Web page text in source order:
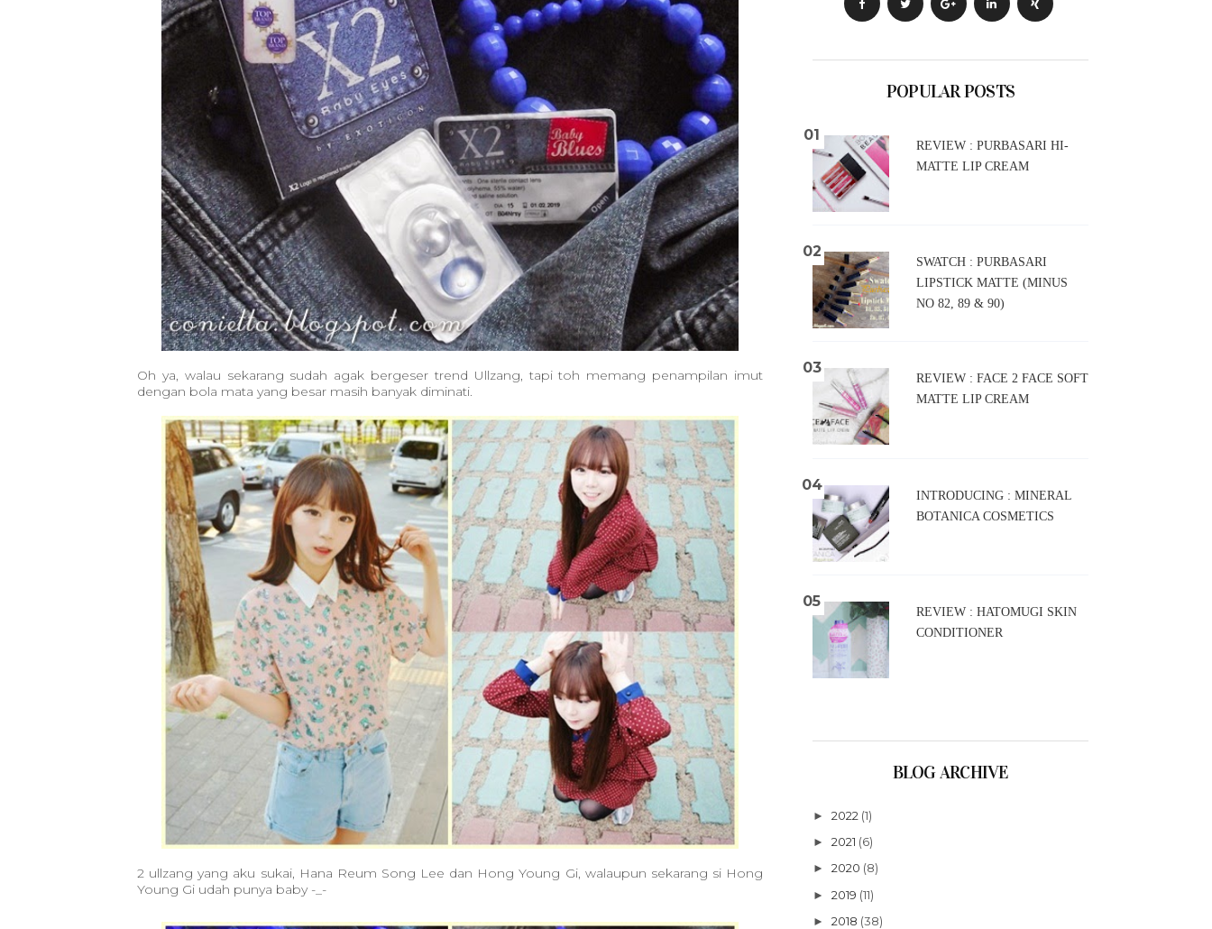
Oh ya, walau sekarang sudah agak bergeser trend Ullzang, tapi toh memang penampilan imut
dengan bola mata yang besar masih banyak diminati.
2 ullzang yang aku sukai, Hana Reum Song Lee dan Hong Young Gi, walaupun sekarang si Hong
Young Gi udah punya baby -_-
POPULAR POSTS
REVIEW : PURBASARI HI-
MATTE LIP CREAM
SWATCH : PURBASARI
LIPSTICK MATTE (MINUS
NO 82, 89 & 90)
REVIEW : FACE 2 FACE SOFT
MATTE LIP CREAM
INTRODUCING : MINERAL
BOTANICA COSMETICS
REVIEW : HATOMUGI SKIN
CONDITIONER
BLOG ARCHIVE
► 2022 (1)
► 2021 (6)
► 2020 (8)
► 2019 (11)
► 2018 (38)